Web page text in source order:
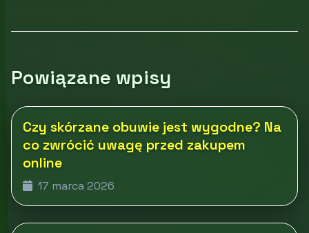
Powiązane wpisy
Czy skórzane obuwie jest wygodne? Na
co zwrócić uwagę przed zakupem
online
17 marca 2026